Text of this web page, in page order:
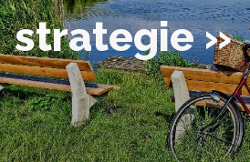
strategie »